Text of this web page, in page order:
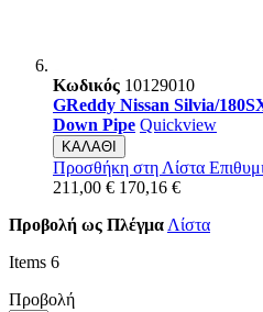
Κωδικός 10129010
GReddy Nissan Silvia/
Down Pipe Quickview
ΚΑΛΑΘΙ
Προσθήκη στη Λίστα
211,00 € 170,16 €
Προβολή ως ΠλέγμαΛίστα
Items 6
Προβολή